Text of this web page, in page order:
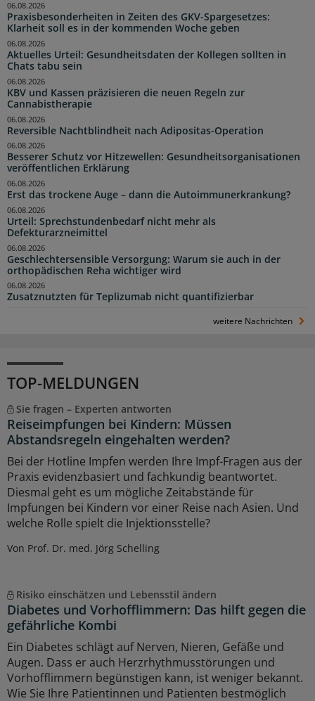
Praxisbesonderheiten in Zeiten des GKV-Spargesetzes:
Klarheit soll es in der kommenden Woche geben
06.08.2026
Aktuelles Urteil: Gesundheitsdaten der Kollegen sollten in
Chats tabu sein
06.08.2026
KBV und Kassen präzisieren die neuen Regeln zur
Cannabistherapie
06.08.2026
Reversible Nachtblindheit nach Adipositas-Operation
06.08.2026
Besserer Schutz vor Hitzewellen: Gesundheitsorganisationen
veröffentlichen Erklärung
06.08.2026
Erst das trockene Auge – dann die Autoimmunerkrankung?
06.08.2026
Urteil: Sprechstundenbedarf nicht mehr als
Defekturarzneimittel
06.08.2026
Geschlechtersensible Versorgung: Warum sie auch in der
orthopädischen Reha wichtiger wird
06.08.2026
Zusatznutzten für Teplizumab nicht quantifizierbar
06.08.2026
weitere Nachrichten
TOP-MELDUNGEN
Sie fragen – Experten antworten
Reiseimpfungen bei Kindern: Müssen
Abstandsregeln eingehalten werden?
Bei der Hotline Impfen werden Ihre Impf-Fragen aus der
Praxis evidenzbasiert und fachkundig beantwortet.
Diesmal geht es um mögliche Zeitabstände für
Impfungen bei Kindern vor einer Reise nach Asien. Und
welche Rolle spielt die Injektionsstelle?
Von Prof. Dr. med. Jörg Schelling
Risiko einschätzen und Lebensstil ändern
Diabetes und Vorhofflimmern: Das hilft gegen die
gefährliche Kombi
Ein Diabetes schlägt auf Nerven, Nieren, Gefäße und
Augen. Dass er auch Herzrhythmusstörungen und
Vorhofflimmern begünstigen kann, ist weniger bekannt.
Wie Sie Ihre Patientinnen und Patienten bestmöglich